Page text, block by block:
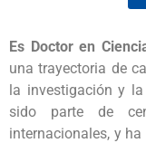
Es Doctor en
una trayectoria de
la investigación y
sido parte de
internacionales, y